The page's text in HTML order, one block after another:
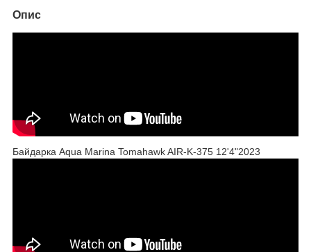
Опис
Байдарка Aqua Marina Tomahawk AIR-K-375 12'4"2023